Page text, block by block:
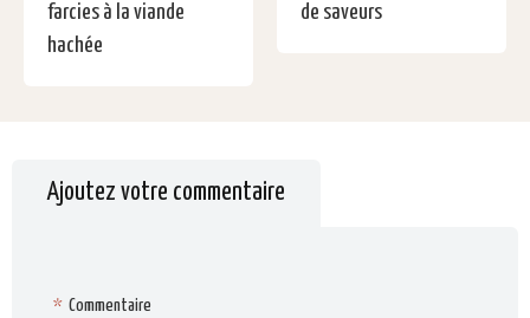
farcies à la viande
hachée
de saveurs
Ajoutez votre commentaire
Commentaire
*